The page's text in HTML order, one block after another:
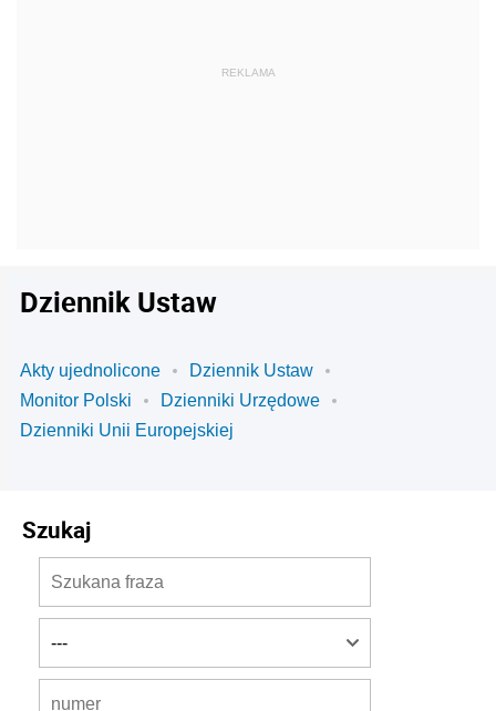
Dziennik Ustaw
Akty ujednolicone
Dziennik Ustaw
Monitor Polski
Dzienniki Urzędowe
Dzienniki Unii Europejskiej
Szukaj